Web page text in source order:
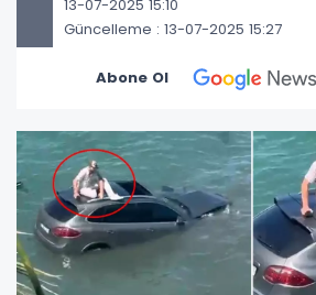
13-07-2025 15:10
Güncelleme : 13-07-2025 15:27
Abone Ol